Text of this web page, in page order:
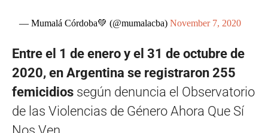
— Mumalá Córdoba💚 (@mumalacba)November 7, 2020
Entre el 1 de enero y el 31 de octubre de
2020, en Argentina se registraron 255
femicidios según denuncia el Observatorio
de las Violencias de Género Ahora Que Sí